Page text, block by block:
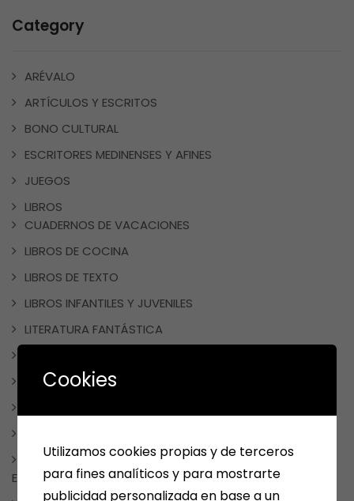
Category
ARÉVALO
ARTÍCULOS Y ESCRITOS
BONO CULTURAL
ESCRITORES MEDINENSES Y AFINES
JUEGOS
LIBROS
CUADERNOS DE VACACIONES
LIBROS DE COCINA
LIBROS DE TEXTO
LIBROS INFANTILES Y JUVENILES
LITERATURA FANTÁSTICA
MANGA Y COMIC
NOTICIAS, FRASES, CURIOSIDADES, EVENTOS, DÍAS
ESPECIALES
Cookies
Utilizamos cookies propias y de terceros
para fines analíticos y para mostrarte
publicidad personalizada en base a un